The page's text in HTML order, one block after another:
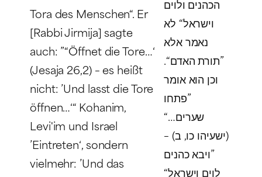
Tora des Menschen“. Er
[Rabbi Jirmija] sagte
auch: ”“Öffnet die Tore…‘
(Jesaja 26,2) – es heißt
nicht: ’Und lasst die Tore
öffnen…‘“ Kohanim,
Levi'im und Israel
’Eintreten‘, sondern
vielmehr: ’Und das
הכהנים ולוים
וישראל“ לא
נאמר אלא
”תורת האדם“.
וכן הוא אומר
”פתחו
שערים…“
(ישעיהו כו, ב) –
”ויבא כהנים
לוים וישראל“